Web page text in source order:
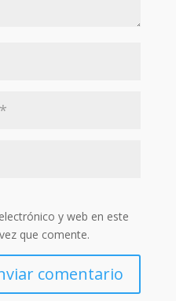
y web en este
que comente.
comentario